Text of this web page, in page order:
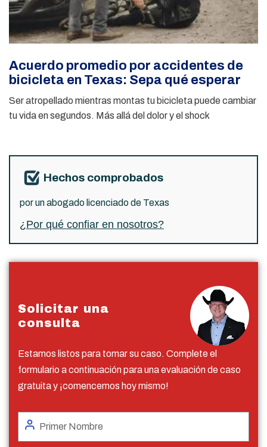
Acuerdo promedio por accidentes de
bicicleta en Texas: Sepa qué esperar
Ser atropellado mientras montas tu bicicleta puede cambiar
tu vida en segundos. Más allá del dolor y el shock
Hechos comprobados
por un abogado licenciado de Texas
¿Por qué confiar en nosotros?
Solicitar una
consulta
Estamos listos para tomar su caso. Complete el
formulario a continuación para una evaluación de caso
gratuita y ¡comencemos hoy mismo!